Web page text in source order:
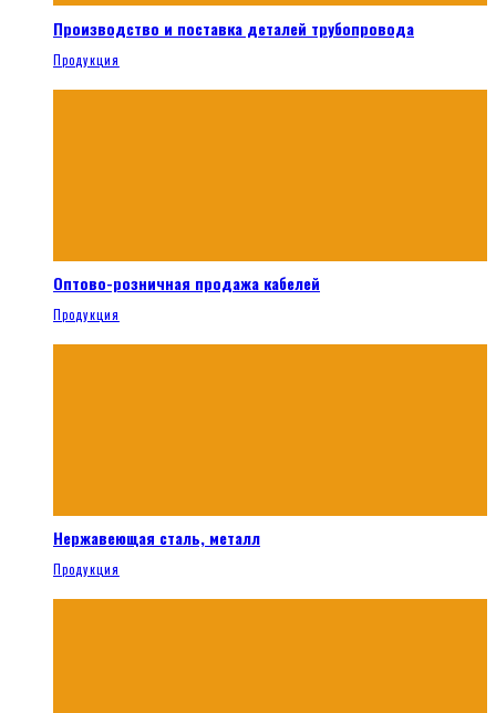
Производство и поставка деталей трубопровода
Продукция
Оптово-розничная продажа кабелей
Продукция
Нержавеющая сталь, металл
Продукция